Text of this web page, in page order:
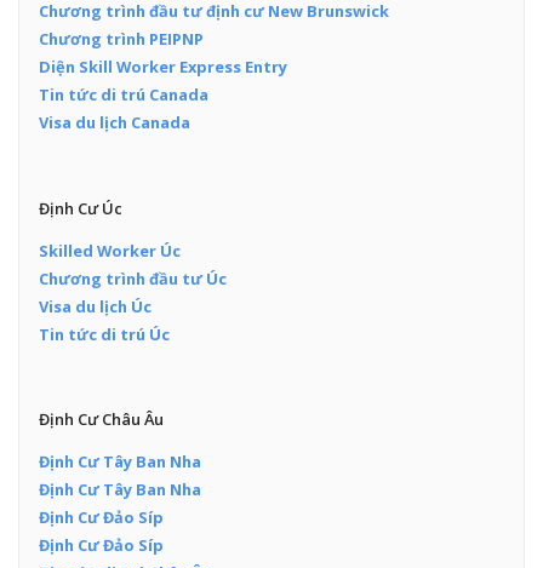
Chương trình đầu tư định cư New Brunswick
Chương trình PEIPNP
Diện Skill Worker Express Entry
Tin tức di trú Canada
Visa du lịch Canada
Định Cư Úc
Skilled Worker Úc
Chương trình đầu tư Úc
Visa du lịch Úc
Tin tức di trú Úc
Định Cư Châu Âu
Định Cư Tây Ban Nha
Định Cư Tây Ban Nha
Định Cư Đảo Síp
Định Cư Đảo Síp